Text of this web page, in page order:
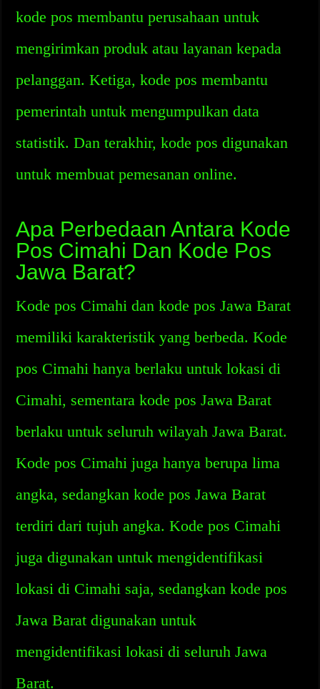
kode pos membantu perusahaan untuk
mengirimkan produk atau layanan kepada
pelanggan. Ketiga, kode pos membantu
pemerintah untuk mengumpulkan data
statistik. Dan terakhir, kode pos digunakan
untuk membuat pemesanan online.
Apa Perbedaan Antara Kode
Pos Cimahi Dan Kode Pos
Jawa Barat?
Kode pos Cimahi dan kode pos Jawa Barat
memiliki karakteristik yang berbeda. Kode
pos Cimahi hanya berlaku untuk lokasi di
Cimahi, sementara kode pos Jawa Barat
berlaku untuk seluruh wilayah Jawa Barat.
Kode pos Cimahi juga hanya berupa lima
angka, sedangkan kode pos Jawa Barat
terdiri dari tujuh angka. Kode pos Cimahi
juga digunakan untuk mengidentifikasi
lokasi di Cimahi saja, sedangkan kode pos
Jawa Barat digunakan untuk
mengidentifikasi lokasi di seluruh Jawa
Barat.